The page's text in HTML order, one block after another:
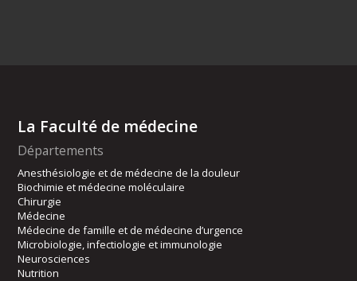
La Faculté de médecine
Départements
Anesthésiologie et de médecine de la douleur
Biochimie et médecine moléculaire
Chirurgie
Médecine
Médecine de famille et de médecine d’urgence
Microbiologie, infectiologie et immunologie
Neurosciences
Nutrition